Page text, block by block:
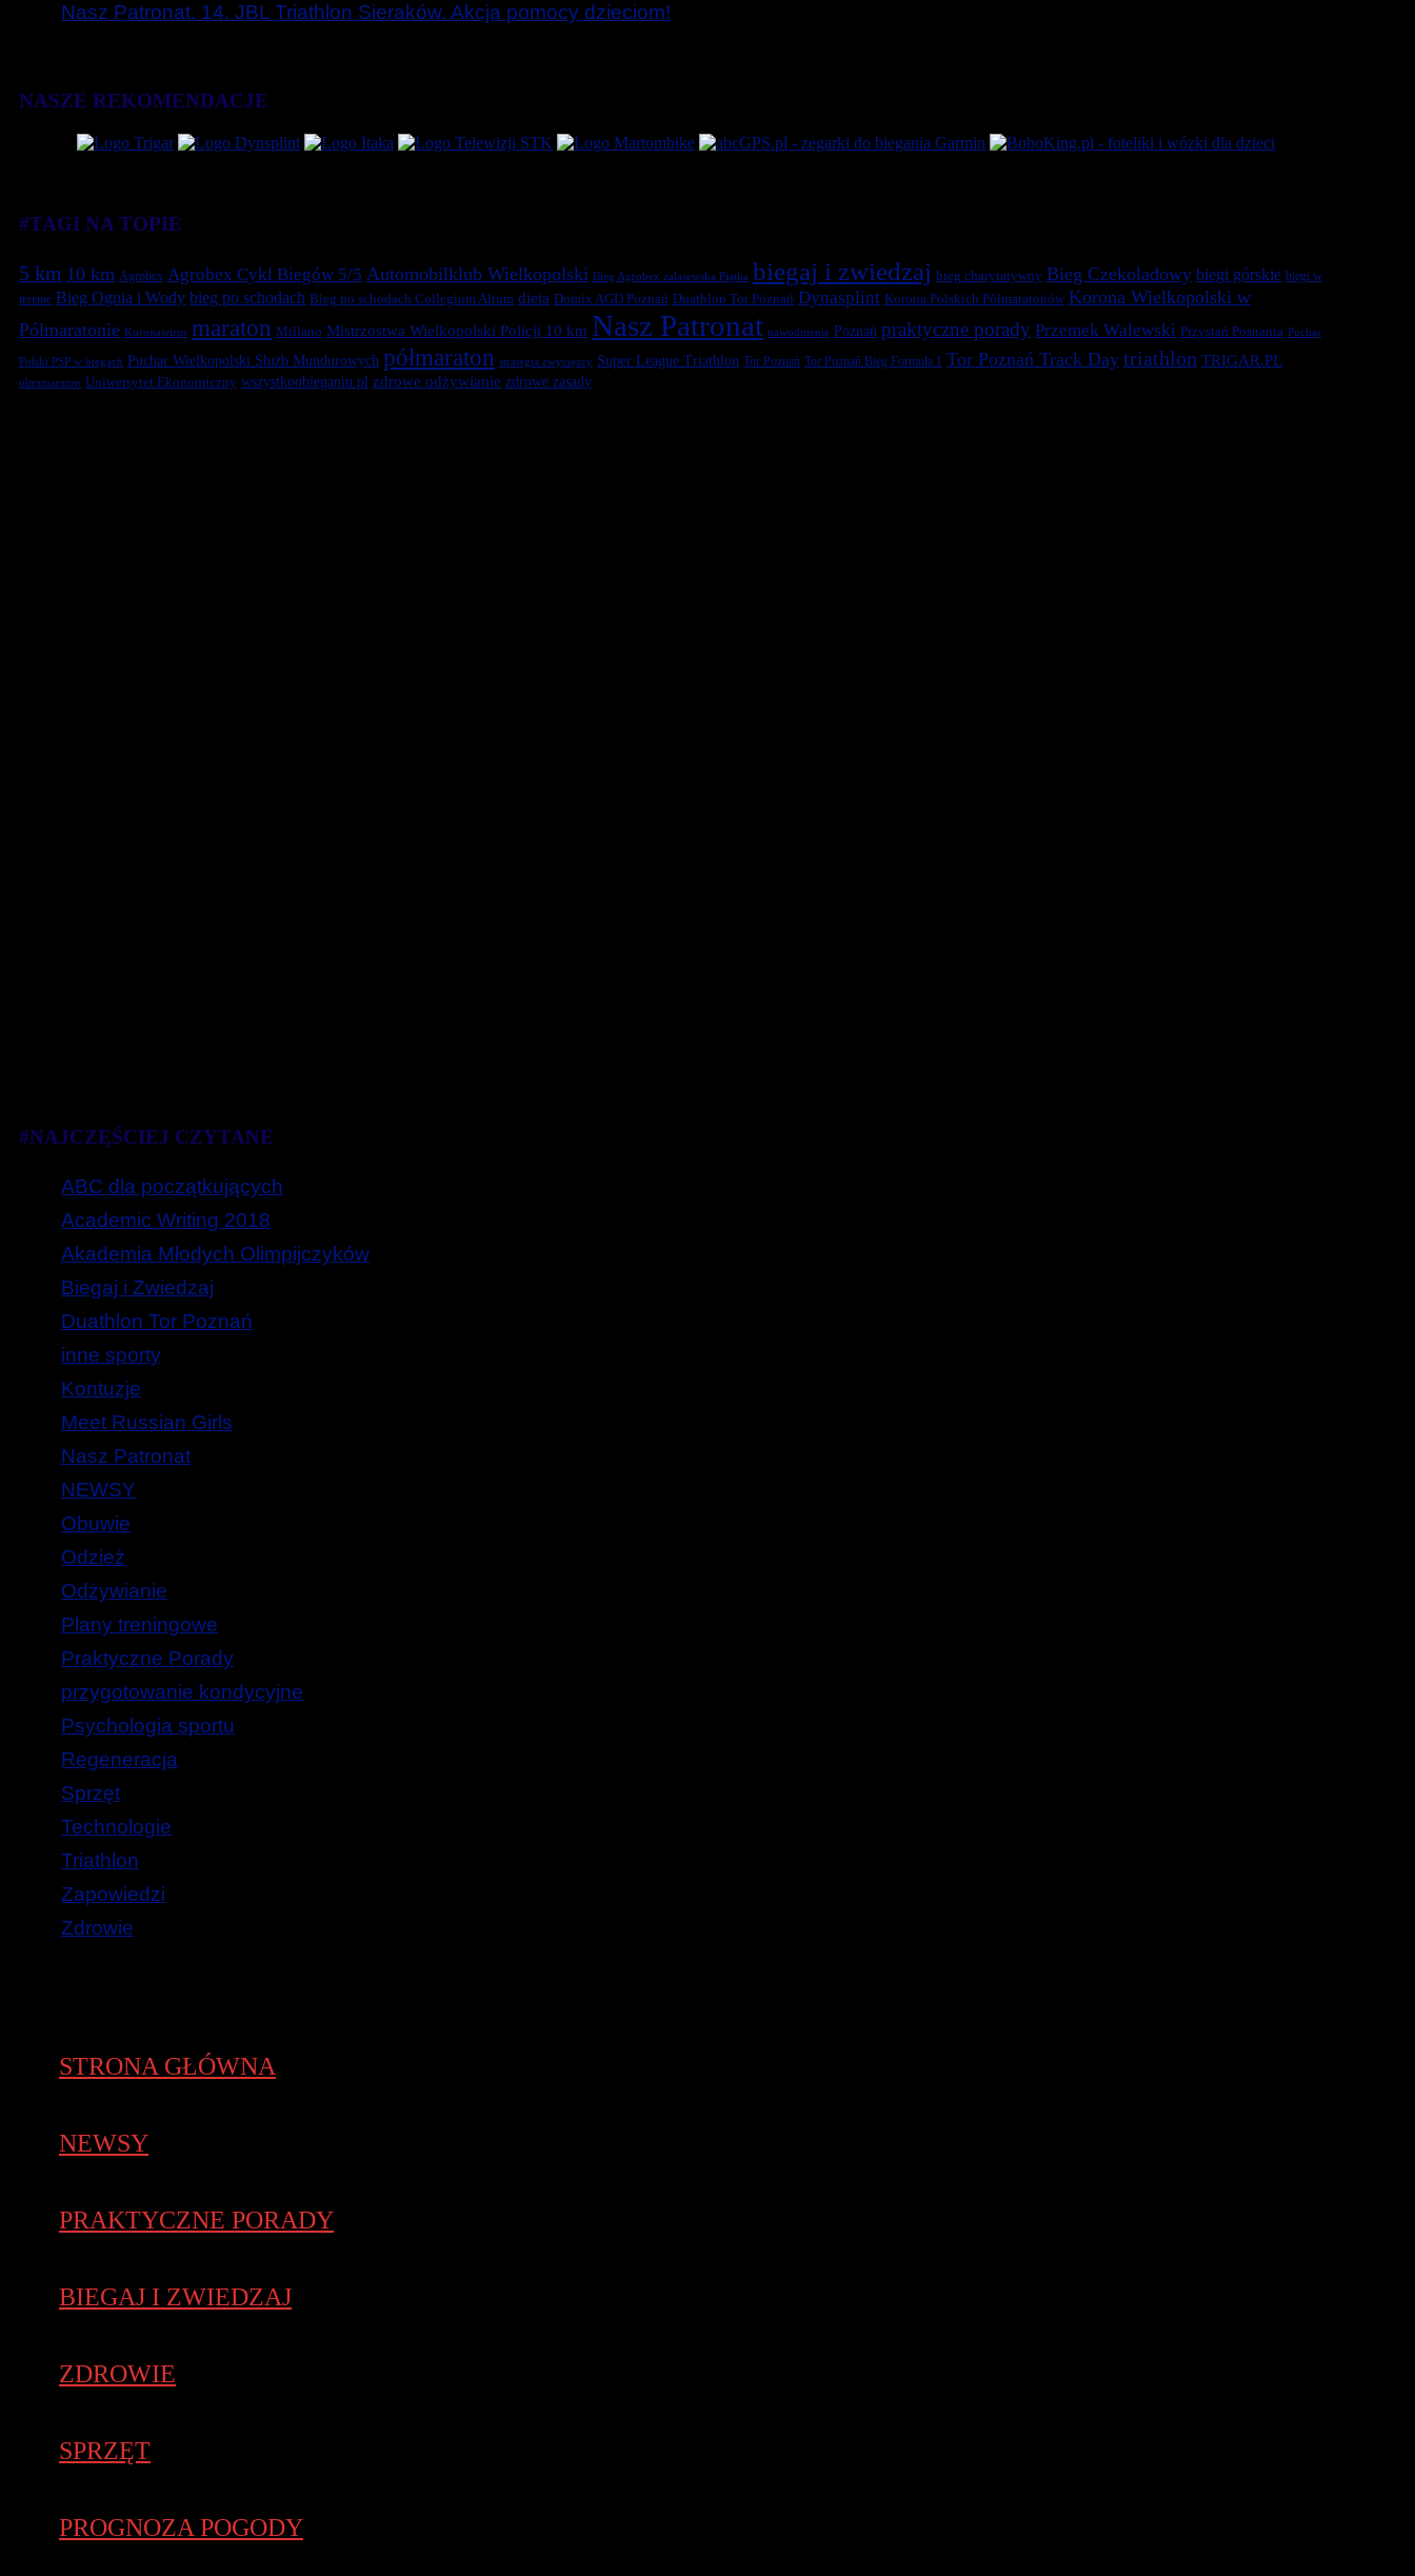
Nasz Patronat. 14. JBL Triathlon Sieraków. Akcja pomocy dzieciom!
NASZE REKOMENDACJE
#TAGI NA TOPIE
5 km 10 km Agrobex Agrobex Cykl Biegów 5/5 Automobilklub Wielkopolski Bieg Agrobex zalasewska Piątka biegaj i zwiedzaj bieg charytatywny Bieg Czekoladowy biegi górskie biegi w
terenie Bieg Ognia i Wody bieg po schodach Bieg po schodach Collegium Altum dieta Domix AGD Poznań Duathlon Tor Poznań Dynasplint Korona Polskich Półmaratonów Korona Wielkopolski w
Półmaratonie Koronawirus maraton Millano Mistrzostwa Wielkopolski Policji 10 km Nasz Patronat nawodnienie Poznań praktyczne porady Przemek Walewski Przystań Posnania Puchar
Polski PSP w biegach Puchar Wielkopolski Służb Mundurowych półmaraton strategia zwycięzcy Super League Triathlon Tor Poznań Tor Poznań Bieg Formuła 1 Tor Poznań Track Day triathlon TRIGAR.PL
ultramaraton Uniwersytet Ekonomiczny wszystkoobieganiu.pl zdrowe odżywianie zdrowe zasady
#NAJCZĘŚCIEJ CZYTANE
ABC dla początkujących
Academic Writing 2018
Akademia Młodych Olimpijczyków
Biegaj i Zwiedzaj
Duathlon Tor Poznań
inne sporty
Kontuzje
Meet Russian Girls
Nasz Patronat
NEWSY
Obuwie
Odzież
Odżywianie
Plany treningowe
Praktyczne Porady
przygotowanie kondycyjne
Psychologia sportu
Regeneracja
Sprzęt
Technologie
Triathlon
Zapowiedzi
Zdrowie
STRONA GŁÓWNA
NEWSY
PRAKTYCZNE PORADY
BIEGAJ I ZWIEDZAJ
ZDROWIE
SPRZĘT
PROGNOZA POGODY